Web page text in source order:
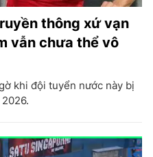
thông xứ vạn
vẫn chưa thể vô
khi đội tuyển nước này bị